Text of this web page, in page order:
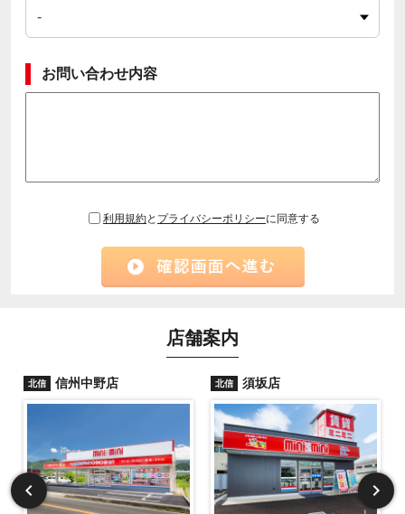
お問い合わせ内容
利用規約と プライバシーポリシーに同意する
店舗案内
北信 信州中野店 北信 須坂店